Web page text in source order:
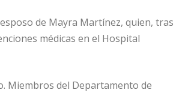
de Mayra Martínez, quien, tras
médicas en el Hospital
Miembros del Departamento de